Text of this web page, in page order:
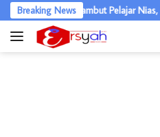
Langsung
ke
Breaking News
Gratis Disambut Pelajar Nias,